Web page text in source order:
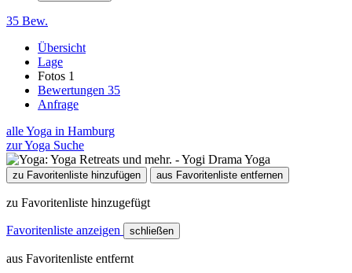
35 Bew.
Übersicht
Lage
Fotos 1
Bewertungen 35
Anfrage
alle Yoga in Hamburg
zur Yoga Suche
zu Favoritenliste hinzufügen aus Favoritenliste entfernen
zu Favoritenliste hinzugefügt
Favoritenliste anzeigen schließen
aus Favoritenliste entfernt